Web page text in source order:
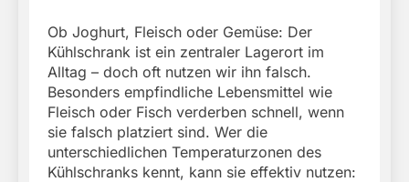
Ob Joghurt, Fleisch oder Gemüse: Der
Kühlschrank ist ein zentraler Lagerort im
Alltag – doch oft nutzen wir ihn falsch.
Besonders empfindliche Lebensmittel wie
Fleisch oder Fisch verderben schnell, wenn
sie falsch platziert sind. Wer die
unterschiedlichen Temperaturzonen des
Kühlschranks kennt, kann sie effektiv nutzen: